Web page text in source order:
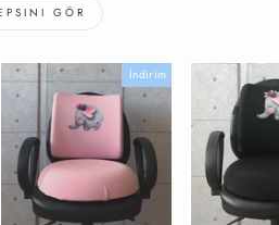
GÖR
İndirim